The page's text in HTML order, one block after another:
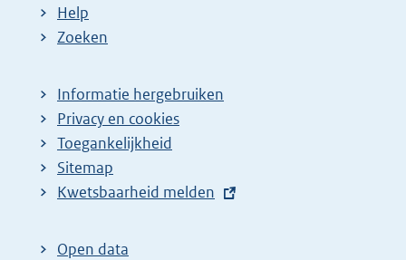
Help
Zoeken
Informatie hergebruiken
Privacy en cookies
Toegankelijkheid
Sitemap
E
t
Kwetsbaarheid melden
Open data